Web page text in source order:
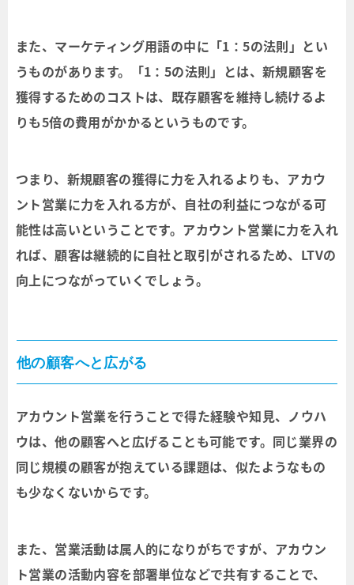
また、マーケティング用語の中に「1：5の法則」とい
うものがあります。「1：5の法則」とは、新規顧客を
獲得するためのコストは、既存顧客を維持し続けるよ
りも5倍の費用がかかるというものです。
つまり、新規顧客の獲得に力を入れるよりも、アカウ
ント営業に力を入れる方が、自社の利益につながる可
能性は高いということです。アカウント営業に力を入れ
れば、顧客は継続的に自社と取引がされるため、LTVの
向上につながっていくでしょう。
他の顧客へと広がる
アカウント営業を行うことで得た経験や知見、ノウハ
ウは、他の顧客へと広げることも可能です。同じ業界の
同じ規模の顧客が抱えている課題は、似たようなもの
も少なくないからです。
また、営業活動は属人的になりがちですが、アカウン
ト営業の活動内容を部署単位などで共有することで、